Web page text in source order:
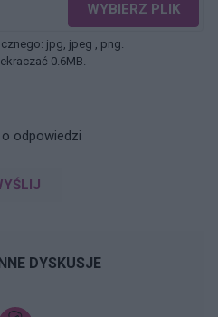
WYBIERZ PLIK
jpg, jpeg , png.
0.6MB.
odpowiedzi
DYSKUSJE